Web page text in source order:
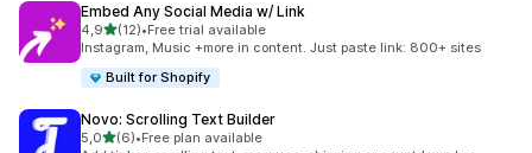
Embed Any Social Media w/ Link
4,9de 5 estrelas
(12)
12 total de avaliações
•Free trial available
Instagram, Music +more in content. Just paste link: 800+ sites
Built for Shopify
Novo: Scrolling Text Builder
5,0de 5 estrelas
(6)
6 total de avaliações
•Free plan available